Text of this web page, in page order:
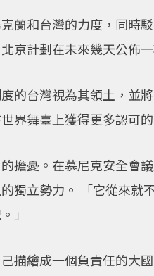
蘭和台灣的力度，同時
京計劃在未來幾天公佈
的台灣視為其領土，並
界舞臺上獲得更多認可的
擔憂。在慕尼克安全會
獨立勢力。 「它從來就
」
描繪成一個負責任的大